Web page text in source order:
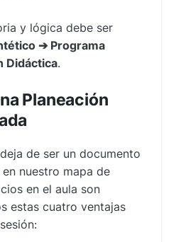
y lógica debe ser
➔ Programa
Didáctica.
Planeación
de ser un documento
nuestro mapa de
en el aula son
estas cuatro ventajas